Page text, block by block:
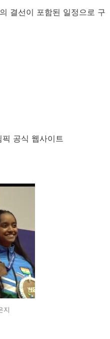
결선이 포함된 일정으로 구
공식 웹사이트
지